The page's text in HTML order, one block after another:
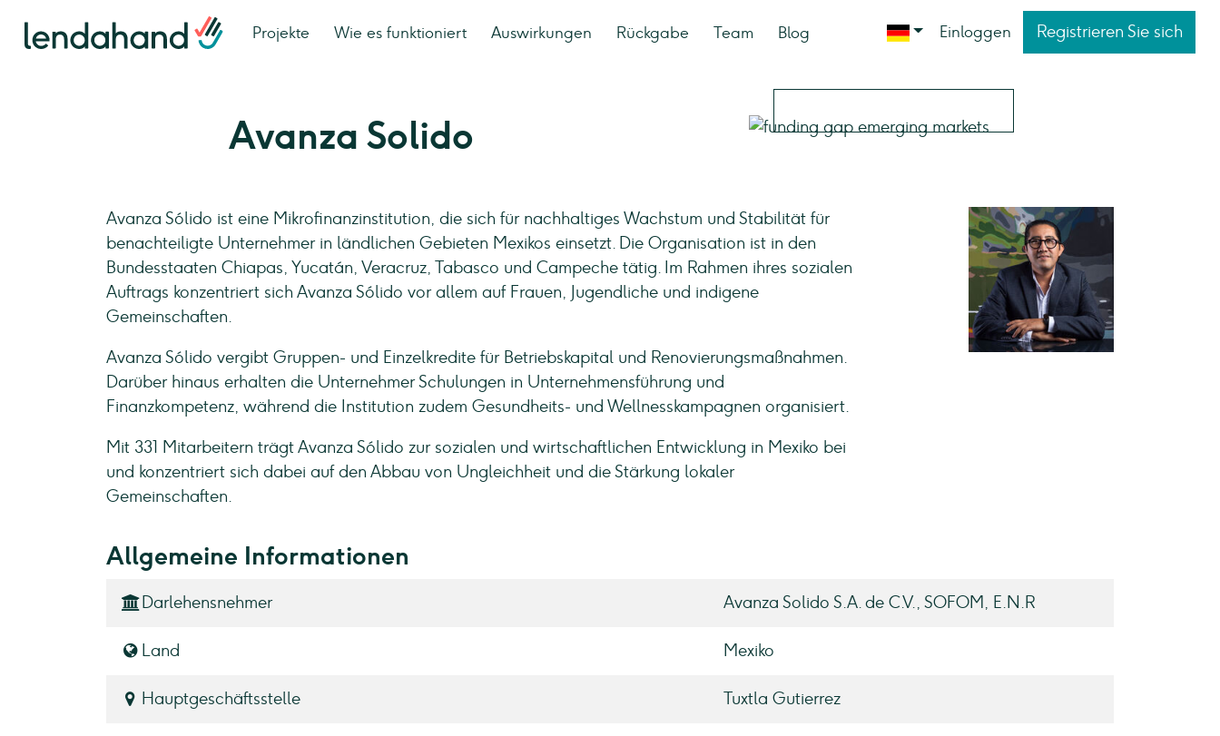
Projekte Wie es funktioniert Auswirkungen Rückgabe Team Blog Einloggen Registrieren Sie sich
Avanza Solido
Avanza Sólido ist eine Mikrofinanzinstitution, die sich für nachhaltiges Wachstum und Stabilität für
benachteiligte Unternehmer in ländlichen Gebieten Mexikos einsetzt. Die Organisation ist in den
Bundesstaaten Chiapas, Yucatán, Veracruz, Tabasco und Campeche tätig. Im Rahmen ihres sozialen
Auftrags konzentriert sich Avanza Sólido vor allem auf Frauen, Jugendliche und indigene
Gemeinschaften.
Avanza Sólido vergibt Gruppen- und Einzelkredite für Betriebskapital und Renovierungsmaßnahmen.
Darüber hinaus erhalten die Unternehmer Schulungen in Unternehmensführung und
Finanzkompetenz, während die Institution zudem Gesundheits- und Wellnesskampagnen organisiert.
Mit 331 Mitarbeitern trägt Avanza Sólido zur sozialen und wirtschaftlichen Entwicklung in Mexiko bei
und konzentriert sich dabei auf den Abbau von Ungleichheit und die Stärkung lokaler
Gemeinschaften.
Allgemeine Informationen
Darlehensnehmer Avanza Solido S.A. de C.V., SOFOM, E.N.R
Land Mexiko
Hauptgeschäftsstelle Tuxtla Gutierrez